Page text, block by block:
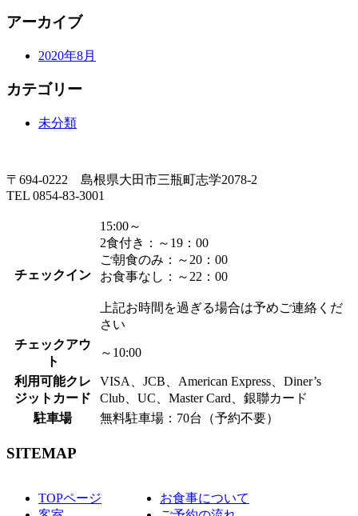
アーカイブ
2020年8月
カテゴリー
未分類
〒694-0222 島根県大田市三瓶町志学2078-2
TEL 0854-83-3001
チェックイン
15:00～
2食付き：～19：00
ご朝食のみ：～20：00
お食事なし：～22：00
上記お時間を過ぎる場合は予めご連絡くだ
さい
チェックアウ
ト
～10:00
利用可能クレ
ジットカード
VISA、JCB、American Express、Diner’s
Club、UC、Master Card、銀聯カード
駐車場
無料駐車場：70台（予約不要）
SITEMAP
TOPページ
お食事について